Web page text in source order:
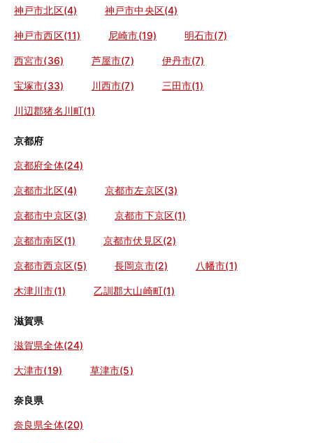
神戸市北区(4) 神戸市中央区(4)
神戸市西区(11) 尼崎市(19) 明石市(7)
西宮市(36) 芦屋市(7) 伊丹市(7)
宝塚市(33) 川西市(7) 三田市(1)
川辺郡猪名川町(1)
京都府
京都府全体(24)
京都市北区(4) 京都市左京区(3)
京都市中京区(3) 京都市下京区(1)
京都市南区(1) 京都市伏見区(2)
京都市西京区(5) 長岡京市(2) 八幡市(1)
木津川市(1) 乙訓郡大山崎町(1)
滋賀県
滋賀県全体(24)
大津市(19) 草津市(5)
奈良県
奈良県全体(20)